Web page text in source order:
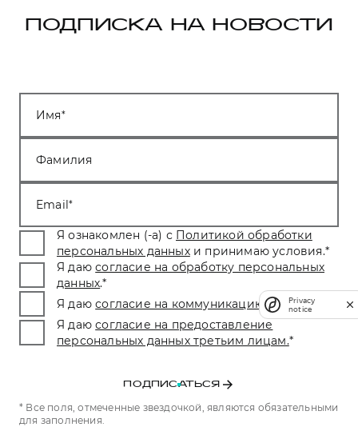
ПОДПИСКА НА НОВОСТИ
Имя
Фамилия
Email
Я ознакомлен (-а) с Политикой обработки
персональных данных и принимаю условия.*
Я даю согласие на обработку персональных
данных.*
Я даю согласие на коммуникацию.*
Я даю согласие на предоставление
персональных данных третьим лицам.*
ПОДПИСАТЬСЯ
* Все поля, отмеченные звездочкой, являются обязательными
для заполнения.
Privacy
notice